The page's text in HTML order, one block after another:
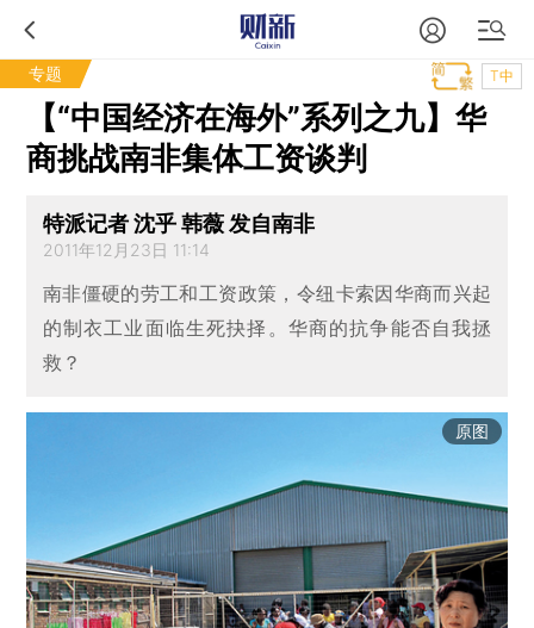
专题 T中
【“中国经济在海外”系列之九】华
商挑战南非集体工资谈判
特派记者 沈乎 韩薇 发自南非
2011年12月23日 11:14
南非僵硬的劳工和工资政策，令纽卡索因华商而兴起
的制衣工业面临生死抉择。华商的抗争能否自我拯
救？
原图